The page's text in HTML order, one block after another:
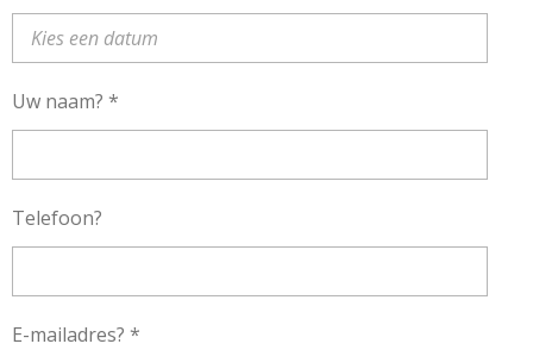
Uw naam? *
Telefoon?
E-mailadres? *